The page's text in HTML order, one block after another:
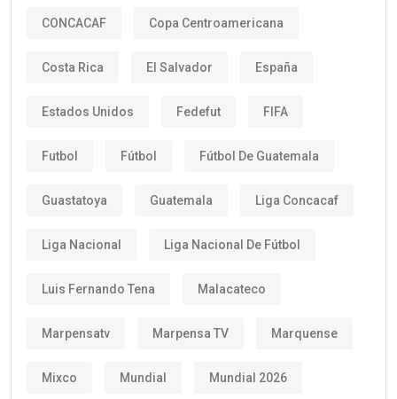
CONCACAF Copa Centroamericana
Costa Rica El Salvador España
Estados Unidos Fedefut FIFA
Futbol Fútbol Fútbol De Guatemala
Guastatoya Guatemala Liga Concacaf
Liga Nacional Liga Nacional De Fútbol
Luis Fernando Tena Malacateco
Marpensatv Marpensa TV Marquense
Mixco Mundial Mundial 2026